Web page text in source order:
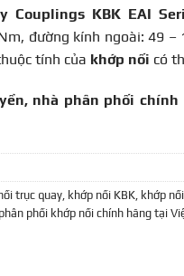
Couplings KBK EAI
đường kính ngoài: 49 –
tính của khớp nối có
nhà phân phối chính
trục quay, khớp nối KBK, khớp
phối khớp nối chính hãng tại